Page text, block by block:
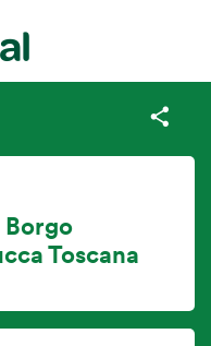
Borgo
Toscana